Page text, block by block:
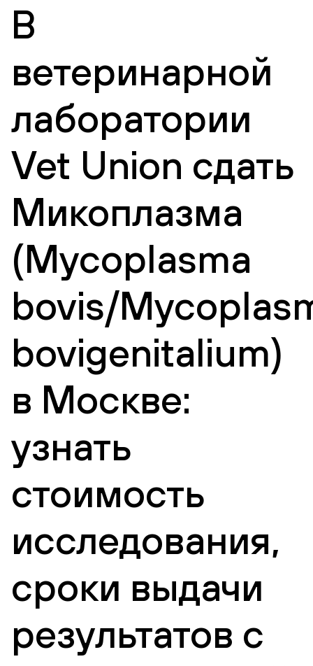
В
ветеринарной
лаборатории
Vet Union сдать
Микоплазма
(Mycoplasma
bovis/
bovigenitalium)
в Москве:
узнать
стоимость
исследования,
сроки выдачи
результатов с